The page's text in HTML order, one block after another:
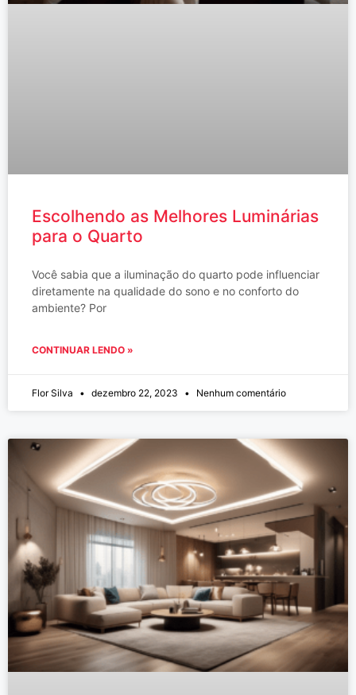
Escolhendo as Melhores Luminárias
para o Quarto
Você sabia que a iluminação do quarto pode influenciar
diretamente na qualidade do sono e no conforto do
ambiente? Por
CONTINUAR LENDO »
Flor Silva dezembro 22, 2023 Nenhum comentário